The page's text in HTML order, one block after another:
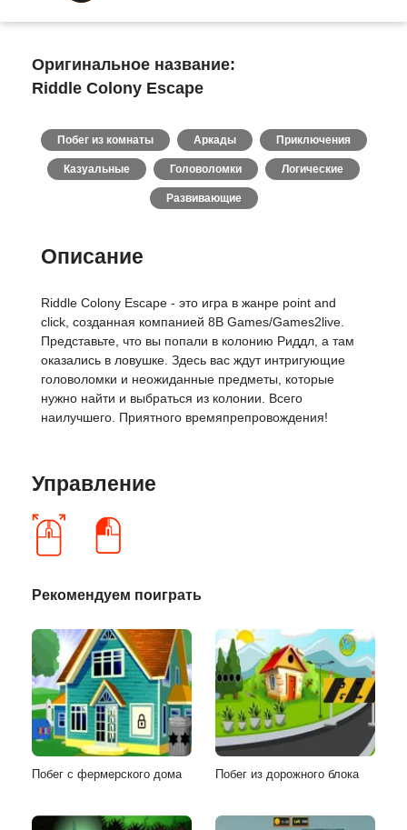
Оригинальное название:
Riddle Colony Escape
Побег из комнаты Аркады Приключения
Казуальные Головоломки Логические
Развивающие
Описание
Riddle Colony Escape - это игра в жанре point and
click, созданная компанией 8B Games/Games2live.
Представьте, что вы попали в колонию Риддл, а там
оказались в ловушке. Здесь вас ждут интригующие
головоломки и неожиданные предметы, которые
нужно найти и выбраться из колонии. Всего
наилучшего. Приятного времяпрепровождения!
Управление
Рекомендуем поиграть
Побег с фермерского дома Побег из дорожного блока